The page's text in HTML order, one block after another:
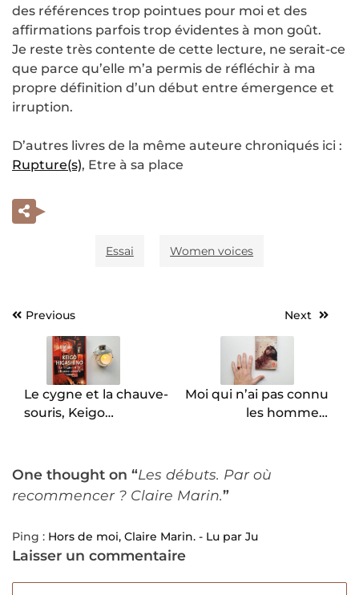
des références trop pointues pour moi et des
affirmations parfois trop évidentes à mon goût.
Je reste très contente de cette lecture, ne serait-ce
que parce qu’elle m’a permis de réfléchir à ma
propre définition d’un début entre émergence et
irruption.
D’autres livres de la même auteure chroniqués ici :
Rupture(s), Etre à sa place
Essai Women voices
Navigation
l’article
Previous
Le cygne et la chauve-
souris, Keigo
Next
Moi qui n’ai pas connu
les hommes,
One thought on “Les débuts. Par où
recommencer ? Claire Marin.”
Ping : Hors de moi, Claire Marin. - Lu par Ju
Laisser un commentaire